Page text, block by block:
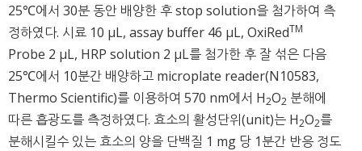
25℃에서 30분 동안 배양한 후 stop solution을 첨가하여 측
정하였다. 시료 10 μL, assay buffer 46 μL, OxiRedTM
Probe 2 μL, HRP solution 2 μL를 첨가한 후 잘 섞은 다음
25℃에서 10분간 배양하고 microplate reader(N10583,
Thermo Scientific)를 이용하여 570 nm에서 H2O2 분해에
따른 흡광도를 측정하였다. 효소의 활성단위(unit)는 H2O2를
분해시킬수 있는 효소의 양을 단백질 1 mg 당 1분간 반응 정도